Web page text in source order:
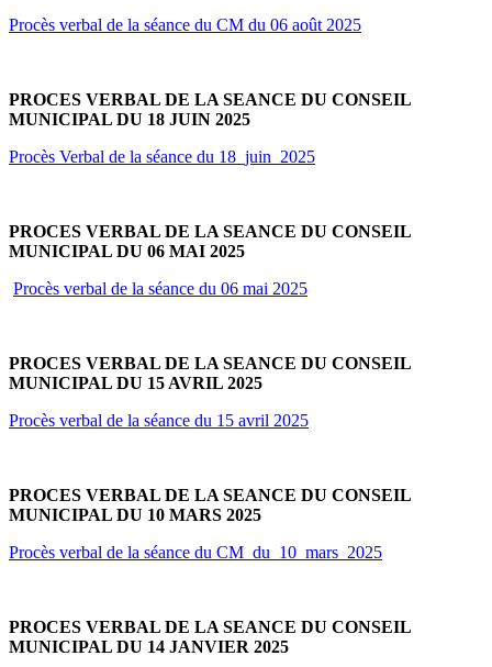
Procès verbal de la séance du CM du 06 août 2025
PROCES VERBAL DE LA SEANCE DU CONSEIL
MUNICIPAL DU 18 JUIN 2025
Procès Verbal de la séance du 18_juin_2025
PROCES VERBAL DE LA SEANCE DU CONSEIL
MUNICIPAL DU 06 MAI 2025
Procès verbal de la séance du 06 mai 2025
PROCES VERBAL DE LA SEANCE DU CONSEIL
MUNICIPAL DU 15 AVRIL 2025
Procès verbal de la séance du 15 avril 2025
PROCES VERBAL DE LA SEANCE DU CONSEIL
MUNICIPAL DU 10 MARS 2025
Procès verbal de la séance du CM_du_10_mars_2025
PROCES VERBAL DE LA SEANCE DU CONSEIL
MUNICIPAL DU 14 JANVIER 2025